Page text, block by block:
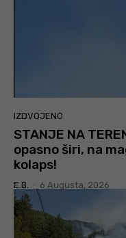
IZDVOJENO
STANJE NA
opasno širi, na
kolaps!
E.B. 6 Augusta, 2026